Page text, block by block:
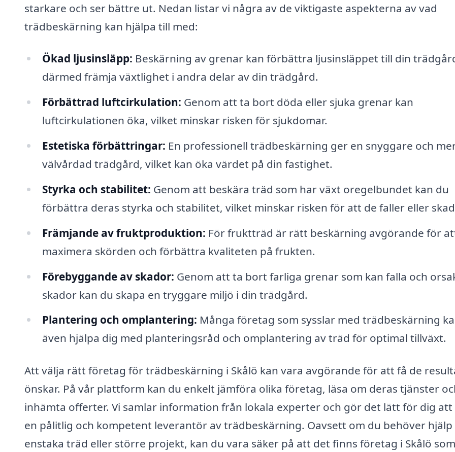
starkare och ser bättre ut. Nedan listar vi några av de viktigaste aspekterna av vad
trädbeskärning kan hjälpa till med:
Ökad ljusinsläpp: Beskärning av grenar kan förbättra ljusinsläppet till din
därmed främja växtlighet i andra delar av din trädgård.
Förbättrad luftcirkulation: Genom att ta bort döda eller sjuka grenar kan
luftcirkulationen öka, vilket minskar risken för sjukdomar.
Estetiska förbättringar: En professionell trädbeskärning ger en snyggare och
välvårdad trädgård, vilket kan öka värdet på din fastighet.
Styrka och stabilitet: Genom att beskära träd som har växt oregelbundet kan du
förbättra deras styrka och stabilitet, vilket minskar risken för att de faller eller
Främjande av fruktproduktion: För fruktträd är rätt beskärning avgörande för
maximera skörden och förbättra kvaliteten på frukten.
Förebyggande av skador: Genom att ta bort farliga grenar som kan falla och
skador kan du skapa en tryggare miljö i din trädgård.
Plantering och omplantering: Många företag som sysslar med trädbeskärning
även hjälpa dig med planteringsråd och omplantering av träd för optimal tillväxt.
Att välja rätt företag för trädbeskärning i Skålö kan vara avgörande för att få de
önskar. På vår plattform kan du enkelt jämföra olika företag, läsa om deras tjänster
inhämta offerter. Vi samlar information från lokala experter och gör det lätt för dig
en pålitlig och kompetent leverantör av trädbeskärning. Oavsett om du behöver hjälp
enstaka träd eller större projekt, kan du vara säker på att det finns företag i Skålö